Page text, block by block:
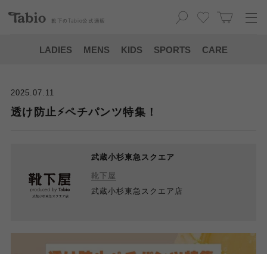
靴下の Tabio 公式通販
LADIES MENS KIDS SPORTS CARE
2025.07.11
透け防止⚡️ペチパンツ特集！
武蔵小杉東急スクエア
靴下屋
武蔵小杉東急スクエア店